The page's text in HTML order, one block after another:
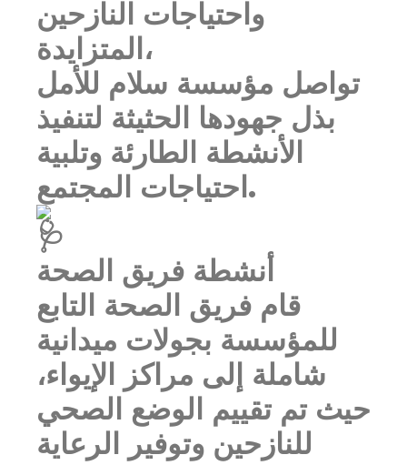
واحتياجات النازحين
المتزايدة،
تواصل مؤسسة سلام للأمل
بذل جهودها الحثيثة لتنفيذ
الأنشطة الطارئة وتلبية
احتياجات المجتمع.
أنشطة فريق الصحة
قام فريق الصحة التابع
للمؤسسة بجولات ميدانية
شاملة إلى مراكز الإيواء،
حيث تم تقييم الوضع الصحي
للنازحين وتوفير الرعاية